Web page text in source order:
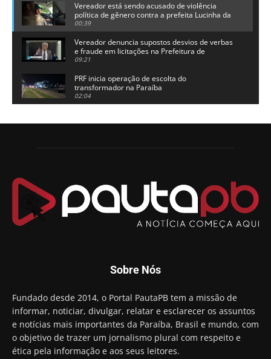
Vereador está sendo acusado de violência
política de gênero contra a prefeita Lucinha da
Saúde
00:39
Vereador denuncia supostos desvios de verbas
e fraude em licitações na Prefeitura de
Alhandra
09:21
PRF inicia operação de escolta do
transformador na Paraíba
02:04
candidatura a governador da Paraíba
Chapa dos sonhos: Cícero agradece a Galdino,
Arthur Lira parabeniza Karla Pimentel por sua
reeleição em Conde
00:23
Aguinaldo Ribeiro destaca apoio do PP a Hugo
preso e faz vídeo na cadeia
Hugo Motta retira projeto que permitia bancos
"confiscar" dinheiro de clientes
01:49
Descaso da gestão Panta deixa crianças e
professoras 'ilhadas' em creche
00:16
Sobre Nós
Fundado desde 2014, o Portal PautaPB tem a missão de
informar, noticiar, divulgar, relatar e esclarecer os assuntos
e notícias mais importantes da Paraíba, Brasil e mundo, com
o objetivo de trazer um jornalismo plural com respeito e
ética pela informação e aos seus leitores.